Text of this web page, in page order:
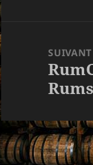
SUIVANT
Article
suivant :
Rums